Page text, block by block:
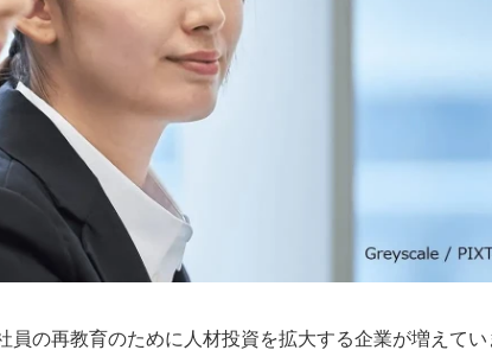
の再教育のために人材投資を拡大する企業が増えてい